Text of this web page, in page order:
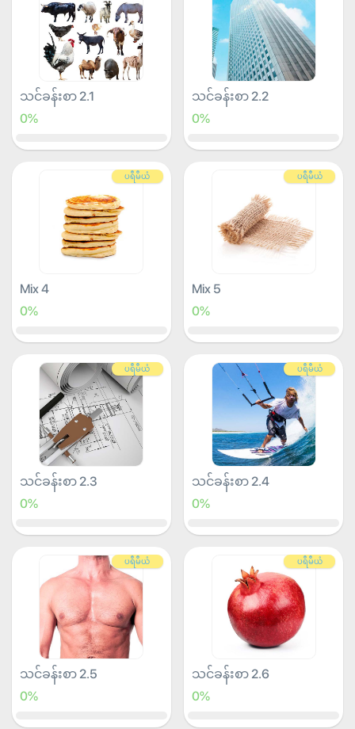
သင်ခန်းစာ 2.1
0%
သင်ခန်းစာ 2.2
0%
ပရီမီယံ
Mix 4
0%
ပရီမီယံ
Mix 5
0%
ပရီမီယံ
သင်ခန်းစာ 2.3
0%
ပရီမီယံ
သင်ခန်းစာ 2.4
0%
ပရီမီယံ
သင်ခန်းစာ 2.5
0%
ပရီမီယံ
သင်ခန်းစာ 2.6
0%